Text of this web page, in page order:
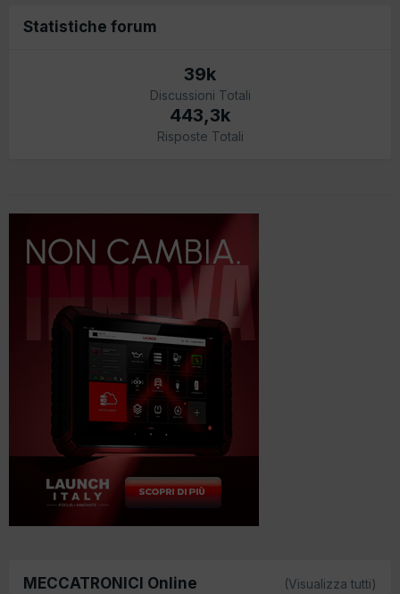
Statistiche forum
39k
Discussioni Totali
443,3k
Risposte Totali
MECCATRONICI Online (Visualizza tutti)